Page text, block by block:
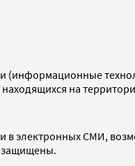
на
электронных СМИ,
защищены.